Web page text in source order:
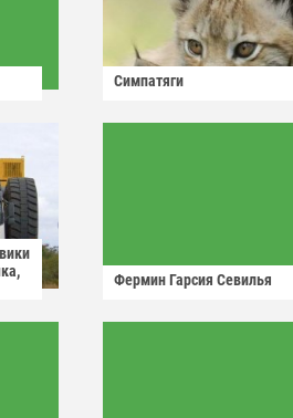
Симпатяги
Фермин Гарсия Севилья